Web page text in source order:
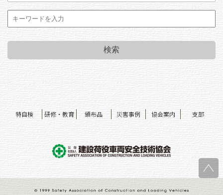
特自検 研修・教育 頒布品 災害事例 協会案内 支部